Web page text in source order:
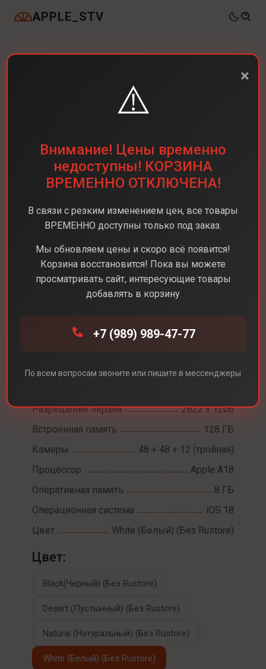
APPLE_STV
Смартфоны iPhone 16 Pro
Разрешение экрана
2622 х 1206
Встроенная память
128 ГБ
Камеры
48 + 48 + 12 (тройная)
Процессор
Apple A18
Оперативная память
8 ГБ
Операционная система
iOS 18
Цвет
White (Белый) (Без Rustore)
Цвет:
Black(Черный) (Без Rustore)
Desert (Пустынный) (Без Rustore)
Natural (Натуральный) (Без Rustore)
White (Белый) (Без Rustore)
×
⚠️
Внимание! Цены временно
недоступны! КОРЗИНА
ВРЕМЕННО ОТКЛЮЧЕНА!
В связи с резким изменением цен, все товары
ВРЕМЕННО доступны только под заказ.
Мы обновляем цены и скоро всё появится!
Корзина восстановится! Пока вы можете
просматривать сайт, интересующие товары
добавлять в корзину
+7 (989) 989-47-77
По всем вопросам звоните или пишите в мессенджеры